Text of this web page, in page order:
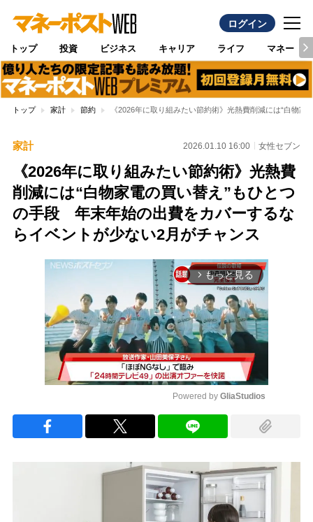
ログイン
トップ 投資 ビジネス キャリア ライフ マネー
トップ 家計 節約 《2026年に取り組みたい節約術》光熱費削減には“白物
家計 2026.01.10 16:00 女性セブン
《2026年に取り組みたい節約術》光熱費
削減には“白物家電の買い替え”もひとつ
の手段 年末年始の出費をカバーするな
らイベントが少ない2月がチャンス
arrow_forward_ios もっと見る
Powered by GliaStudios